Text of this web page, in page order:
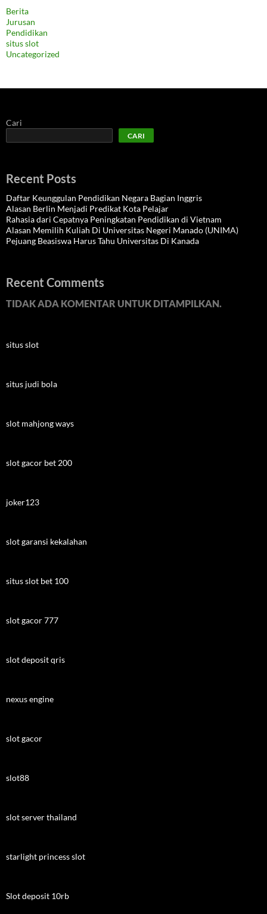
Berita
Jurusan
Pendidikan
situs slot
Uncategorized
Cari
CARI
Recent Posts
Daftar Keunggulan Pendidikan Negara Bagian Inggris
Alasan Berlin Menjadi Predikat Kota Pelajar
Rahasia dari Cepatnya Peningkatan Pendidikan di Vietnam
Alasan Memilih Kuliah Di Universitas Negeri Manado (UNIMA)
Pejuang Beasiswa Harus Tahu Universitas Di Kanada
Recent Comments
TIDAK ADA KOMENTAR UNTUK DITAMPILKAN.
situs slot
situs judi bola
slot mahjong ways
slot gacor bet 200
joker123
slot garansi kekalahan
situs slot bet 100
slot gacor 777
slot deposit qris
nexus engine
slot gacor
slot88
slot server thailand
starlight princess slot
Slot deposit 10rb